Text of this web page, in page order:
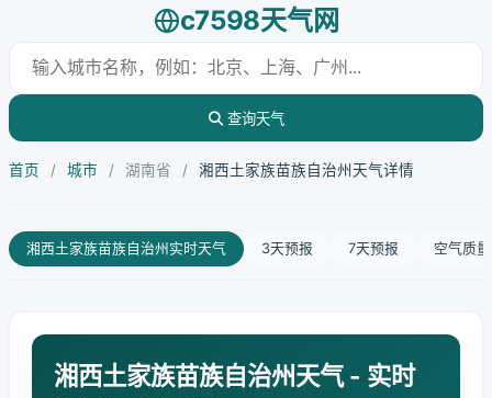
c7598天气网
查询天气
首页 / 城市 / 湖南省 / 湘西土家族苗族自治州天气详情
湘西土家族苗族自治州实时天气 3天预报 7天预报 空气质量
湘西土家族苗族自治州天气 - 实时